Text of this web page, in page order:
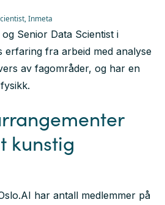
Inmeta
Senior Data Scientist i
erfaring fra arbeid med analyse
av fagområder, og har en
kunstig
har antall medlemmer på